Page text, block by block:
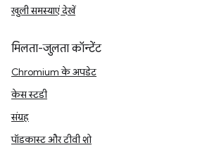
खुली समस्याएं देखें
मिलता-जुलता कॉन्टेंट
Chromium के अपडेट
केस स्टडी
संग्रह
पॉडकास्ट और टीवी शो